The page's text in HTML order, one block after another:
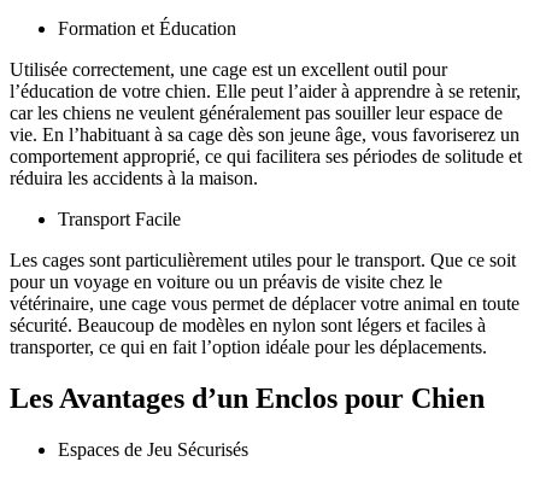
Formation et Éducation
Utilisée correctement, une cage est un excellent outil pour
l’éducation de votre chien. Elle peut l’aider à apprendre à se retenir,
car les chiens ne veulent généralement pas souiller leur espace de
vie. En l’habituant à sa cage dès son jeune âge, vous favoriserez un
comportement approprié, ce qui facilitera ses périodes de solitude et
réduira les accidents à la maison.
Transport Facile
Les cages sont particulièrement utiles pour le transport. Que ce soit
pour un voyage en voiture ou un préavis de visite chez le
vétérinaire, une cage vous permet de déplacer votre animal en toute
sécurité. Beaucoup de modèles en nylon sont légers et faciles à
transporter, ce qui en fait l’option idéale pour les déplacements.
Les Avantages d’un Enclos pour Chien
Espaces de Jeu Sécurisés